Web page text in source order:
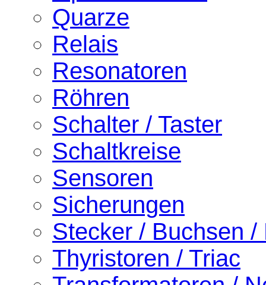
Quarze
Relais
Resonatoren
Röhren
Schalter / Taster
Schaltkreise
Sensoren
Sicherungen
Stecker / Buchsen /
Thyristoren / Triac